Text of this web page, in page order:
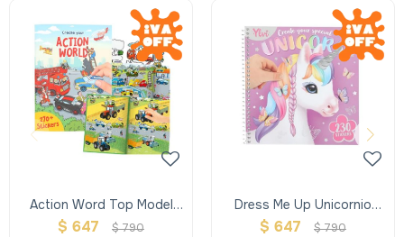
Action Word Top Model
Transporte
$ 647 $790
Dress Me Up Unicornio
Create Your Special
$ 647 $790